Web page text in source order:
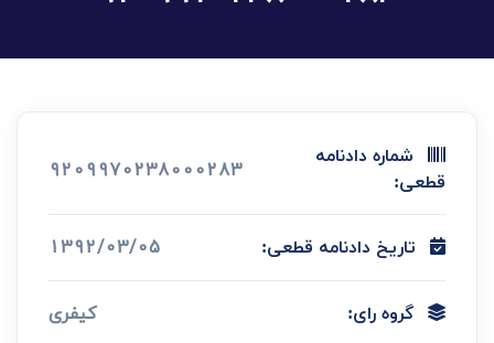
شماره دادنامه
قطعی:
9209970238000283
تاریخ دادنامه قطعی: 1392/03/05
گروه رای: کیفری